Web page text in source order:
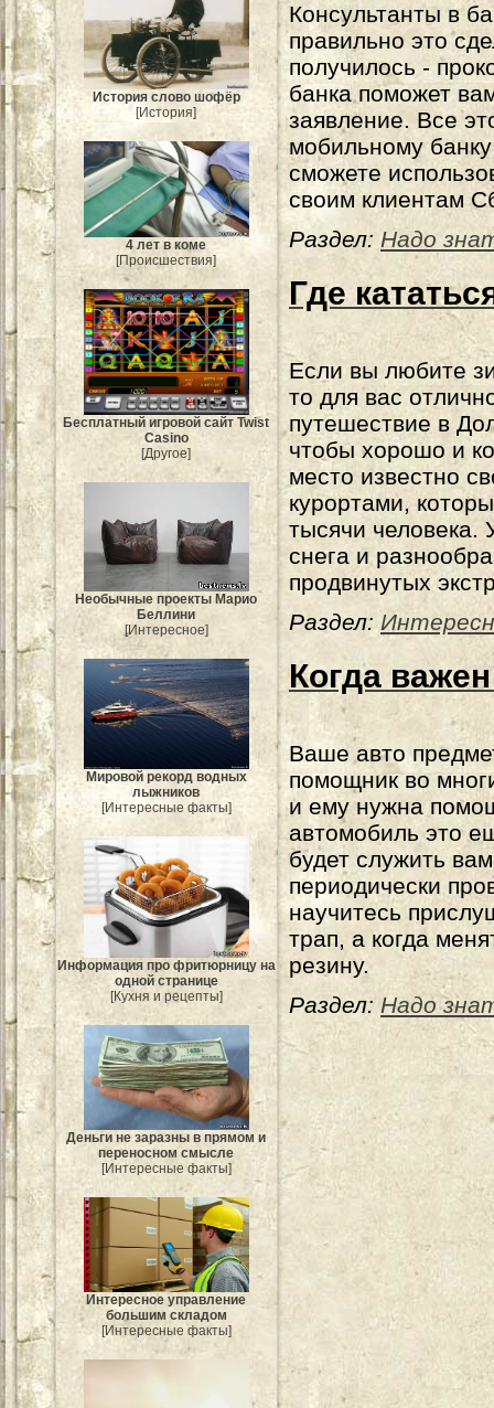
История слово шофёр
[История]
4 лет в коме
[Происшествия]
Бесплатный игровой сайт Twist
Casino
[Другое]
Необычные проекты Марио
Беллини
[Интересное]
Мировой рекорд водных
лыжников
[Интересные факты]
Информация про фритюрницу на
одной странице
[Кухня и рецепты]
Деньги не заразны в прямом и
переносном смысле
[Интересные факты]
Интересное управление
большим складом
[Интересные факты]
Консультанты в
правильно это
получилось -
банка поможет
заявление. Все
мобильному
сможете
своим клиентам
Раздел: Надо
Где
Если вы любите
то для вас
путешествие в
чтобы хорошо и
место известно
курортами,
тысячи человека.
снега и
продвинутых
Раздел:
Когда
Ваше авто
помощник во
и ему нужна
автомобиль это
будет служить
периодически
научитесь
трап, а когда
резину.
Раздел: Надо